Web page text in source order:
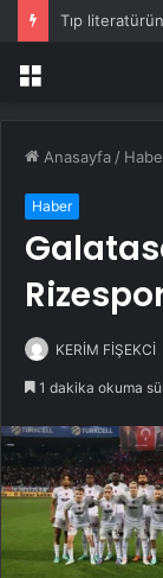
Menü
Anasayfa /
Haber
KERİM FİŞEKCİ
1 dakika okuma